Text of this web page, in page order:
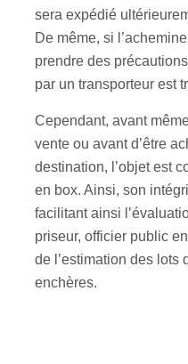
sera expédié
De même, si
prendre des
par un transporteur est
Cependant, avant
vente ou avant d’être
destination, l’objet est
en box. Ainsi, son
facilitant ainsi
priseur, officier public
de l’estimation des lots
enchères.